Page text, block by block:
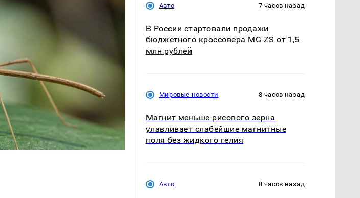
Авто 7 часов назад
В России стартовали продажи
бюджетного кроссовера MG ZS от 1,5
млн рублей
Мировые новости 8 часов назад
Магнит меньше рисового зерна
улавливает слабейшие магнитные
поля без жидкого гелия
Авто 8 часов назад